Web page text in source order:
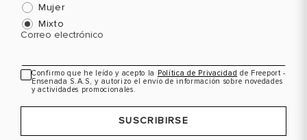
Mujer
Mixto
Correo electrónico
Confirmo que he leído y acepto la Política de Privacidad de Freeport -
Ensenada S.A.S, y autorizo el envío de información sobre novedades
y actividades promocionales.
SUSCRIBIRSE